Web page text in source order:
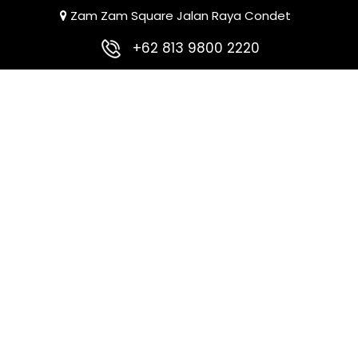
Zam Zam Square Jalan Raya Condet
+62 813 9800 2220